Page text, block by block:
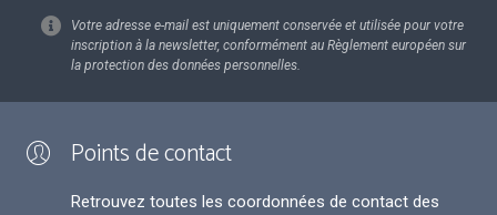
Votre adresse e-mail est uniquement conservée et utilisée pour votre
inscription à la newsletter, conformément au Règlement européen sur
la protection des données personnelles.
Points de contact
Retrouvez toutes les coordonnées de contact des